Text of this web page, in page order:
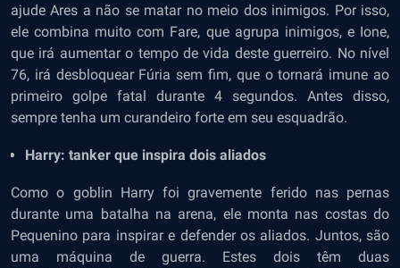
ajude Ares a não se matar no meio dos inimigos. Por isso,
ele combina muito com Fare, que agrupa inimigos, e Ione,
que irá aumentar o tempo de vida deste guerreiro. No nível
76, irá desbloquear Fúria sem fim, que o tornará imune ao
primeiro golpe fatal durante 4 segundos. Antes disso,
sempre tenha um curandeiro forte em seu esquadrão.
Harry: tanker que inspira dois aliados
Como o goblin Harry foi gravemente ferido nas pernas
durante uma batalha na arena, ele monta nas costas do
Pequenino para inspirar e defender os aliados. Juntos, são
uma máquina de guerra. Estes dois têm duas